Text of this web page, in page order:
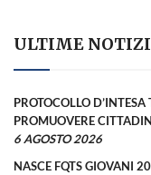
ULTIME
PROTOCOLLO
PROMUOVERE
6 AGOSTO 2026
NASCE FQTS GIOVANI